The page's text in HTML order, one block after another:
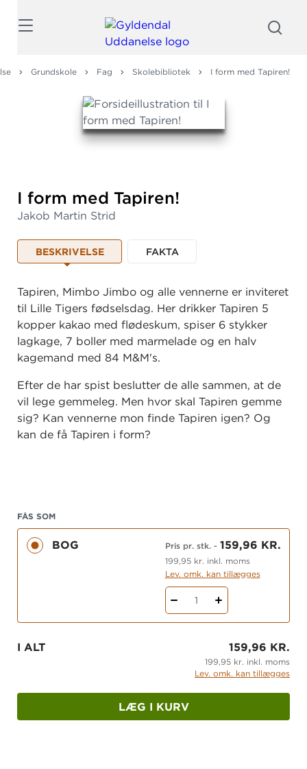
Grundskole Fag Skolebibliotek I form med Tapiren!
I form med Tapiren!
Jakob Martin Strid
BESKRIVELSE FAKTA
Tapiren, Mimbo Jimbo og alle vennerne er inviteret
til Lille Tigers fødselsdag. Her drikker Tapiren 5
kopper kakao med flødeskum, spiser 6 stykker
lagkage, 7 boller med marmelade og en halv
kagemand med 84 M&M's.
Efter de har spist beslutter de alle sammen, at de
vil lege gemmeleg. Men hvor skal Tapiren gemme
sig? Kan vennerne mon finde Tapiren igen? Og
kan de få Tapiren i form?
FÅS SOM
BOG Pris pr. stk.- 159,96 KR.
199,95 kr. inkl. moms
Lev. omk. kan tillægges
1
I ALT 159,96 KR.
199,95 kr. inkl. moms
Lev. omk. kan tillægges
LÆG I KURV